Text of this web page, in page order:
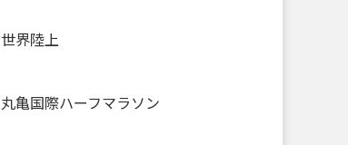
世界陸上
丸亀国際ハーフマラソン